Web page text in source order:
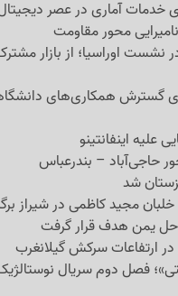
خدمات آماری در عصر
محور مقاومت
در نشست اوراسیا؛ از بازار
گسترش همکاری‌های
علیه اینفانتینو
حاجی‌آباد – بندرعباس
شد
مجید کاظمی در شیراز
یمن هدف قرار گرفت
ارتفاعات سرکش گیلانغرب
فصل دوم سریال